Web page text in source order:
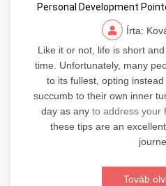
Personal Development
Írta:
Like it or not, life is short and
time. Unfortunately, many
to its fullest, opting
succumb to their own inner
day as any to address your
these tips are an
Továb